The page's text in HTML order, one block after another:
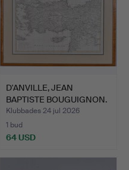
D'ANVILLE, JEAN
BAPTISTE BOUGUIGNON.
karta…
Klubbades 24 jul 2026
1 bud
64 USD